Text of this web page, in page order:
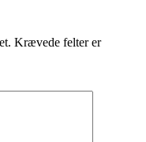
Krævede felter er